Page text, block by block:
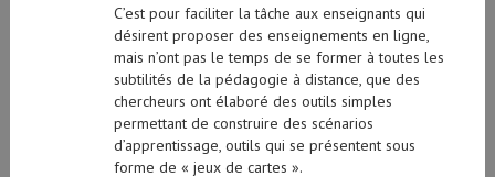
C’est pour faciliter la tâche aux enseignants qui
désirent proposer des enseignements en ligne,
mais n’ont pas le temps de se former à toutes les
subtilités de la pédagogie à distance, que des
chercheurs ont élaboré des outils simples
permettant de construire des scénarios
d’apprentissage, outils qui se présentent sous
forme de « jeux de cartes ».